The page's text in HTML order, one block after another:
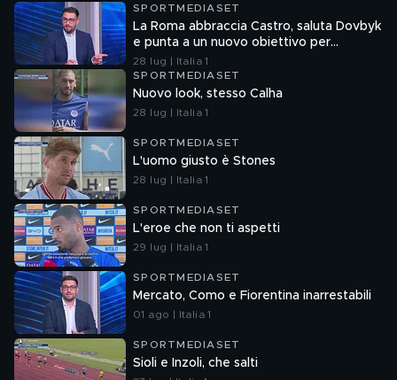
SPORTMEDIASET
La Roma abbraccia Castro, saluta Dovbyk
e punta a un nuovo obiettivo per
l'attacco
28 lug | Italia 1
SPORTMEDIASET
Nuovo look, stesso Calha
28 lug | Italia 1
SPORTMEDIASET
L'uomo giusto è Stones
28 lug | Italia 1
SPORTMEDIASET
L'eroe che non ti aspetti
29 lug | Italia 1
SPORTMEDIASET
Mercato, Como e Fiorentina inarrestabili
01 ago | Italia 1
SPORTMEDIASET
Sioli e Inzoli, che salti